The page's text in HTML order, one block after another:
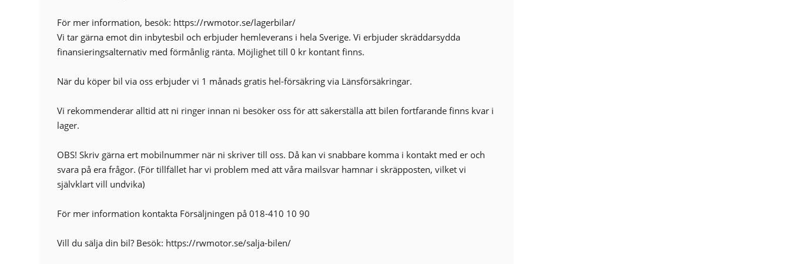
Autobroms
Avbländande innerbackspegel
Avbländande sidospeglar
Avstängningsbar airbag passagerare
Elstol passagerare
Elstol förare
Broms-assistans
Centrallås (fjärrstyrt)
Elhissar (fram och bak)
Elinfällbara sidospeglar
Farthållare (adaptiv)
Farthållare (köassist)
Fällbara baksäten
Färddator
GPS
Ljussensor
Läslampa
Parkeringsassistans
Plant lastutrymme
För mer information, besök: https://rwmotor.se/lagerbilar/
Vi tar gärna emot din inbytesbil och erbjuder hemleverans i hela Sverige. Vi erbjuder skräddarsydda
finansieringsalternativ med förmånlig ränta. Möjlighet till 0 kr kontant finns.
När du köper bil via oss erbjuder vi 1 månads gratis hel-försäkring via Länsförsäkringar.
Vi rekommenderar alltid att ni ringer innan ni besöker oss för att säkerställa att bilen fortfarande finns kvar i
lager.
OBS! Skriv gärna ert mobilnummer när ni skriver till oss. Då kan vi snabbare komma i kontakt med er och
svara på era frågor. (För tillfället har vi problem med att våra mailsvar hamnar i skräpposten, vilket vi
självklart vill undvika)
För mer information kontakta Försäljningen på 018-410 10 90
Vill du sälja din bil? Besök: https://rwmotor.se/salja-bilen/